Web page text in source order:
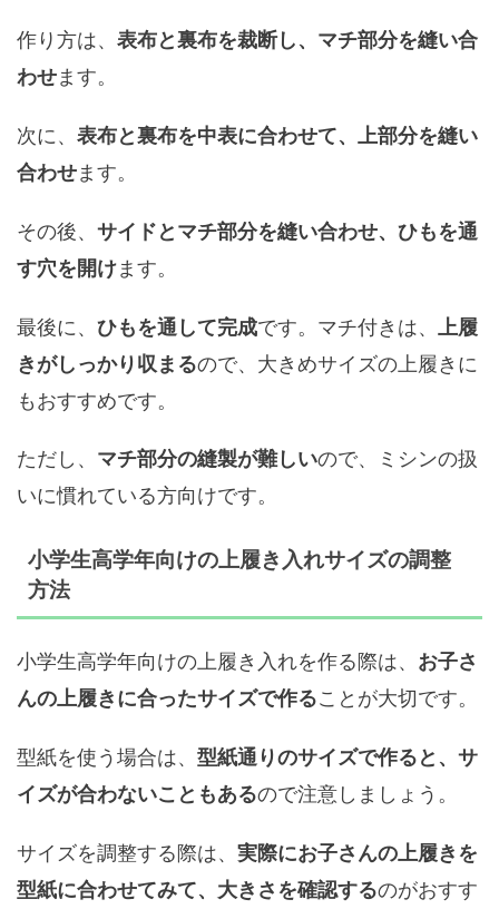
作り方は、 表布と裏布を裁断し、マチ部分を縫い合
わせます。
次に、 表布と裏布を中表に合わせて、上部分を縫い
合わせます。
その後、 サイドとマチ部分を縫い合わせ、ひもを通
す穴を開けます。
最後に、 ひもを通して完成です。マチ付きは、 上履
きがしっかり収まるので、大きめサイズの上履きに
もおすすめです。
ただし、 マチ部分の縫製が難しいので、ミシンの扱
いに慣れている方向けです。
小学生高学年向けの上履き入れサイズの調整
方法
小学生高学年向けの上履き入れを作る際は、 お子さ
んの上履きに合ったサイズで作ることが大切です。
型紙を使う場合は、 型紙通りのサイズで作ると、サ
イズが合わないこともあるので注意しましょう。
サイズを調整する際は、 実際にお子さんの上履きを
型紙に合わせてみて、大きさを確認するのがおすす